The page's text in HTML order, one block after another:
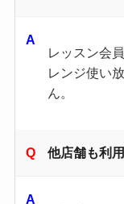
レッスン会
レンジ使い
ん。
他店舗も利